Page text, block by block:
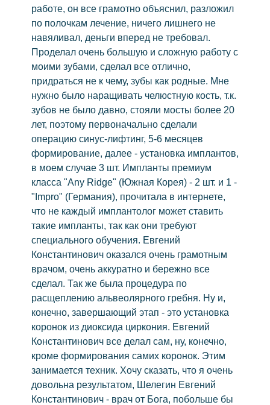
Коронка на зубы
Циркониевые
Керамические
Зубной мост
Съёмные
Бюгельный протез
Пластиночные протезы
Удаление
Удаление зуба мудрости
Лечение зубов
Элайнеры
работе, он все грамотно объяснил, разложил
по полочкам лечение, ничего лишнего не
навяливал, деньги вперед не требовал.
Проделал очень большую и сложную работу с
моими зубами, сделал все отлично,
придраться не к чему, зубы как родные. Мне
нужно было наращивать челюстную кость, т.к.
зубов не было давно, стояли мосты более 20
лет, поэтому первоначально сделали
операцию синус-лифтинг, 5-6 месяцев
формирование, далее - установка имплантов,
в моем случае 3 шт. Импланты премиум
класса "Any Ridge" (Южная Корея) - 2 шт. и 1 -
"Impro" (Германия), прочитала в интернете,
что не каждый имплантолог может ставить
такие импланты, так как они требуют
специального обучения. Евгений
Константинович оказался очень грамотным
врачом, очень аккуратно и бережно все
сделал. Так же была процедура по
расщеплению альвеолярного гребня. Ну и,
конечно, завершающий этап - это установка
коронок из диоксида циркония. Евгений
Константинович все делал сам, ну, конечно,
кроме формирования самих коронок. Этим
занимается техник. Хочу сказать, что я очень
довольна результатом, Шелегин Евгений
Константинович - врач от Бога, побольше бы